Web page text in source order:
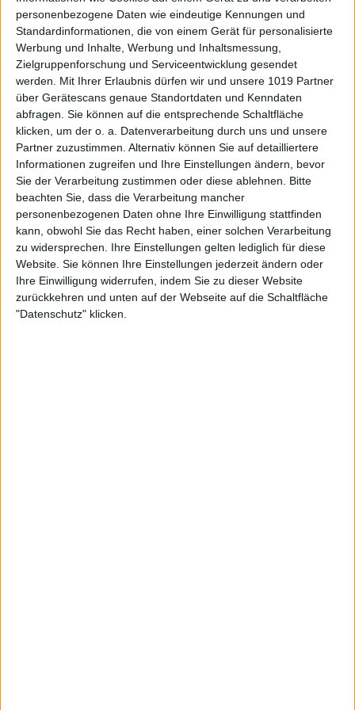
personenbezogene Daten wie eindeutige Kennungen und
Standardinformationen, die von einem Gerät für personalisierte
Werbung und Inhalte, Werbung und Inhaltsmessung,
Zielgruppenforschung und Serviceentwicklung gesendet
werden.
Mit Ihrer Erlaubnis dürfen wir und unsere 1019 Partner
über Gerätescans genaue Standortdaten und Kenndaten
abfragen. Sie können auf die entsprechende Schaltfläche
klicken, um der o. a. Datenverarbeitung durch uns und unsere
Partner zuzustimmen. Alternativ können Sie auf detailliertere
Informationen zugreifen und Ihre Einstellungen ändern, bevor
Sie der Verarbeitung zustimmen oder diese ablehnen.
Bitte
beachten Sie, dass die Verarbeitung mancher
personenbezogenen Daten ohne Ihre Einwilligung stattfinden
kann, obwohl Sie das Recht haben, einer solchen Verarbeitung
zu widersprechen. Ihre Einstellungen gelten lediglich für diese
Website. Sie können Ihre Einstellungen jederzeit ändern oder
Ihre Einwilligung widerrufen, indem Sie zu dieser Website
zurückkehren und unten auf der Webseite auf die Schaltfläche
"Datenschutz" klicken.